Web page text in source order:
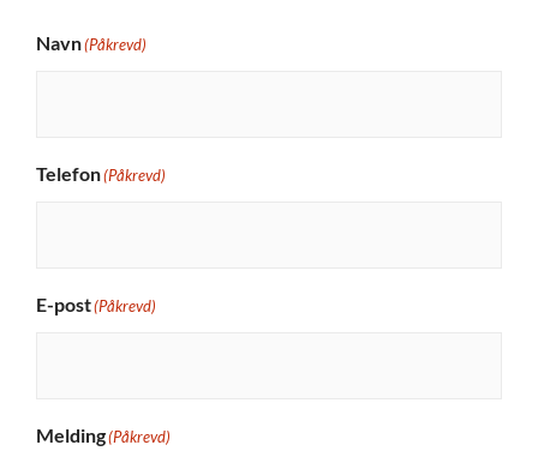
Navn(Påkrevd)
Telefon(Påkrevd)
E-post(Påkrevd)
Melding(Påkrevd)